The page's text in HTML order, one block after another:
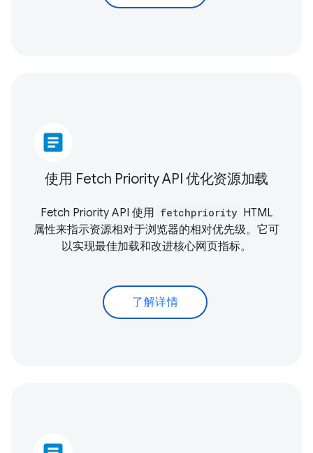
article
使用 Fetch Priority API 优化资源加载
Fetch Priority API 使用 fetchpriority HTML
属性来指示资源相对于浏览器的相对优先级。它可
以实现最佳加载和改进核心网页指标。
了解详情